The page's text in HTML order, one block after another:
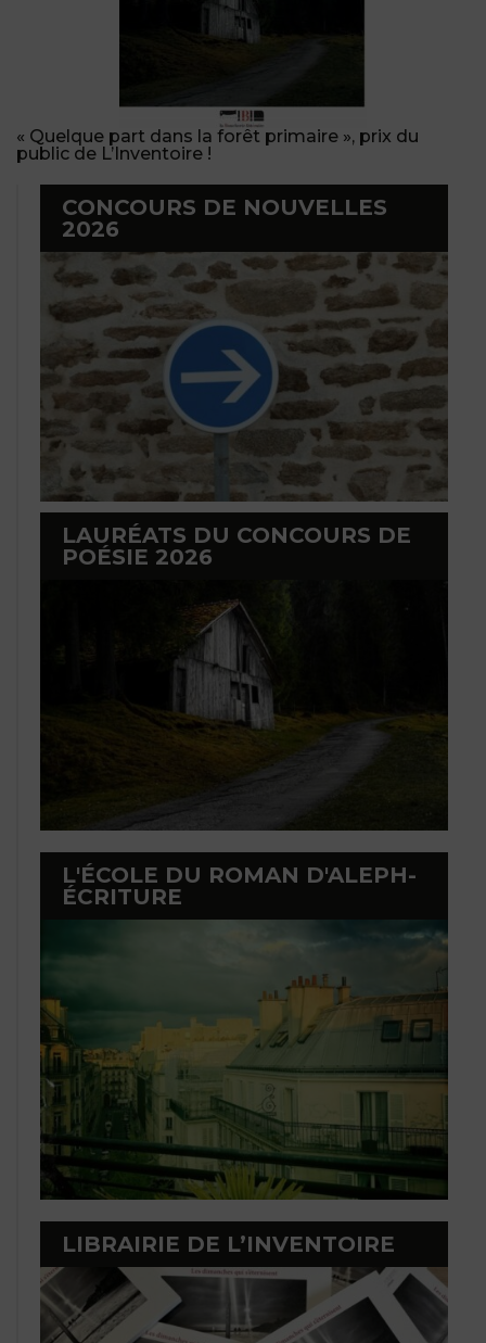
« Quelque part dans la forêt primaire », prix du
public de L’Inventoire !
CONCOURS DE NOUVELLES
2026
LAURÉATS DU CONCOURS DE
POÉSIE 2026
L'ÉCOLE DU ROMAN D'ALEPH-
ÉCRITURE
LIBRAIRIE DE L’INVENTOIRE